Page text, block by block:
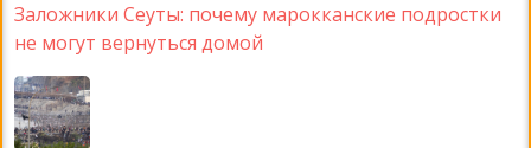
Заложники Сеуты: почему марокканские подростки
не могут вернуться домой